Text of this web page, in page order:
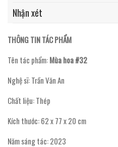
Nhận xét
THÔNG TIN TÁC PHẨM
Tên tác phẩm:Mùa hoa #32
Nghệ sĩ: Trần Văn An
Chất liệu: Thép
Kích thước: 62 x 77 x 20 cm
Năm sáng tác: 2023